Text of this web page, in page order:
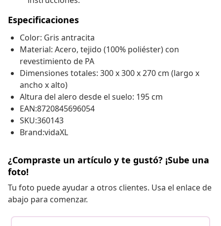
Especificaciones
Color: Gris antracita
Material: Acero, tejido (100% poliéster) con
revestimiento de PA
Dimensiones totales: 300 x 300 x 270 cm (largo x
ancho x alto)
Altura del alero desde el suelo: 195 cm
EAN:8720845696054
SKU:360143
Brand:vidaXL
¿Compraste un artículo y te gustó? ¡Sube una
foto!
Tu foto puede ayudar a otros clientes. Usa el enlace de
abajo para comenzar.